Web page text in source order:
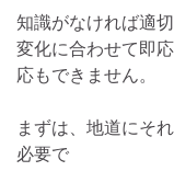
知識がなければ適
変化に合わせて即
応もできません。
まずは、地道にそ
必要で